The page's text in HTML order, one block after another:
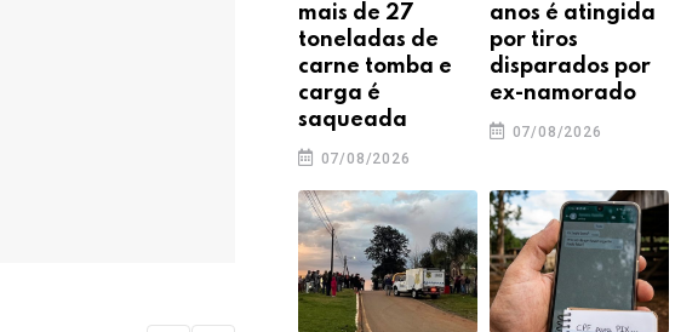
mais de 27
toneladas de
carne tomba e
carga é
saqueada
07/08/2026
anos é atingida
por tiros
disparados por
ex-namorado
07/08/2026